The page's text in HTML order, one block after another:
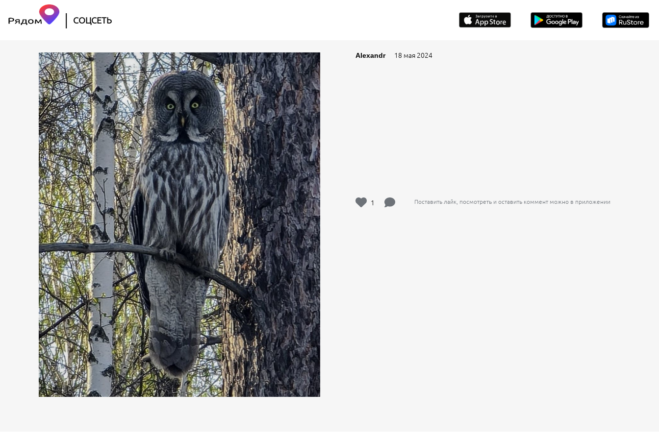
СОЦСЕТЬ
Alexandr18 мая 2024
1 Поставить лайк, посмотреть и оставить коммент можно в приложении